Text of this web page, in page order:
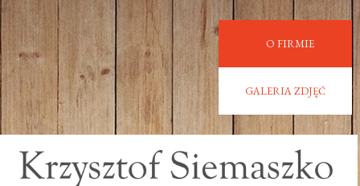
O FIRMIE
GALERIA ZDJĘĆ